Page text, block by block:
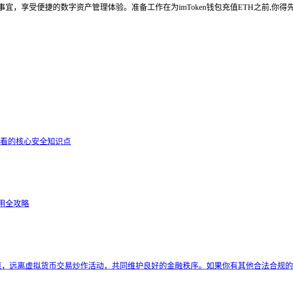
，享受便捷的数字资产管理体验。准备工作在为imToken钱包充值ETH之前,你得
的核心安全知识点
全攻略
远离虚拟货币交易炒作活动，共同维护良好的金融秩序。如果你有其他合法合规